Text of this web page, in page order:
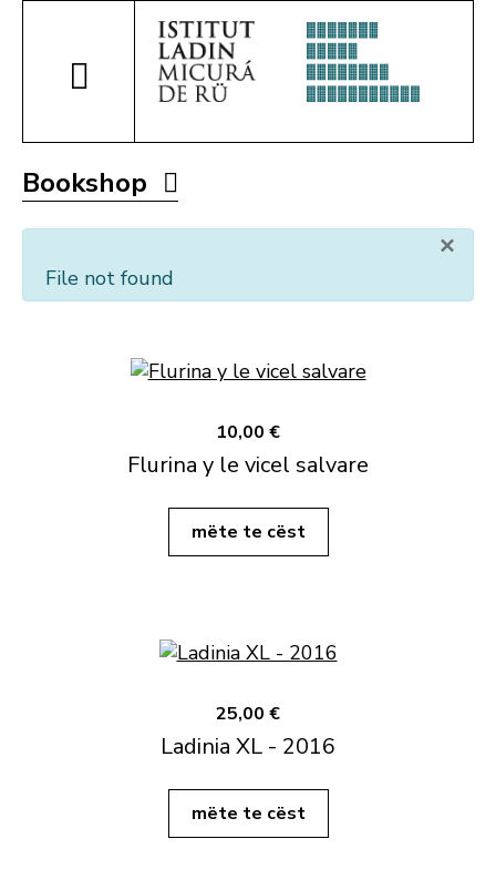
Bookshop
×
File not found
10,00 €
Flurina y le vicel salvare
mëte te cëst
25,00 €
Ladinia XL - 2016
mëte te cëst